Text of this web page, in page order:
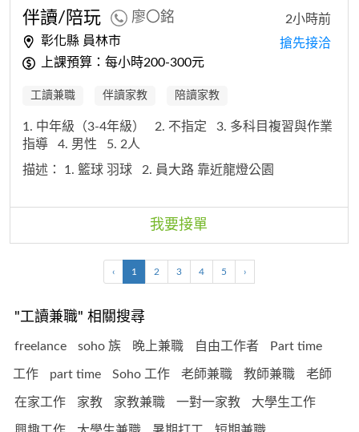
伴讀/陪玩 廖〇銘
彰化縣 員林市
上課預算：每小時200-300元
2小時前
搶先接洽
工讀兼職 伴讀家教 陪讀家教
1. 中年級（3-4年級） 2. 不指定
3. 多科目複習與作業
指導
4. 男性
5. 2人
描述： 1. 籃球 羽球 2. 員大路 靠近龍燈公園
我要接單
‹ 1 2 3 4 5 ›
"工讀兼職" 相關搜尋
freelance soho 族 晚上兼職 自由工作者 Part time
工作 part time Soho 工作 老師兼職 教師兼職 老師
在家工作 家教 家教兼職 一對一家教 大學生工作